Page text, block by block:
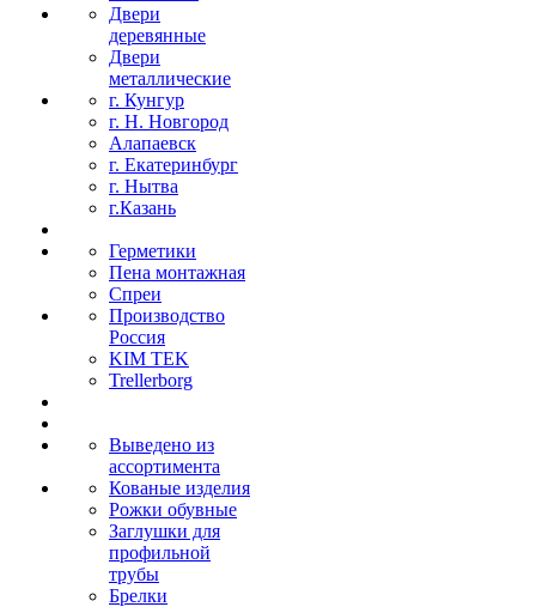
Двери
деревянные
Двери
металлические
г. Кунгур
г. Н. Новгород
Алапаевск
г. Екатеринбург
г. Нытва
г.Казань
Герметики
Пена монтажная
Спреи
Производство
Россия
KIM TEK
Trellerborg
Выведено из
ассортимента
Кованые изделия
Рожки обувные
Заглушки для
профильной
трубы
Брелки